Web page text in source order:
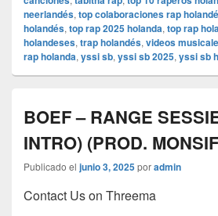
neerlandés, top colaboraciones rap
holandés, top rap 2025 holanda, top rap
holandeses, trap holandés, videos
rap holanda, yssi sb, yssi sb 2025, yssi sb
BOEF – RANGE
INTRO) (PROD.
Publicado el junio 3, 2025poradmin
Contact Us on Threema